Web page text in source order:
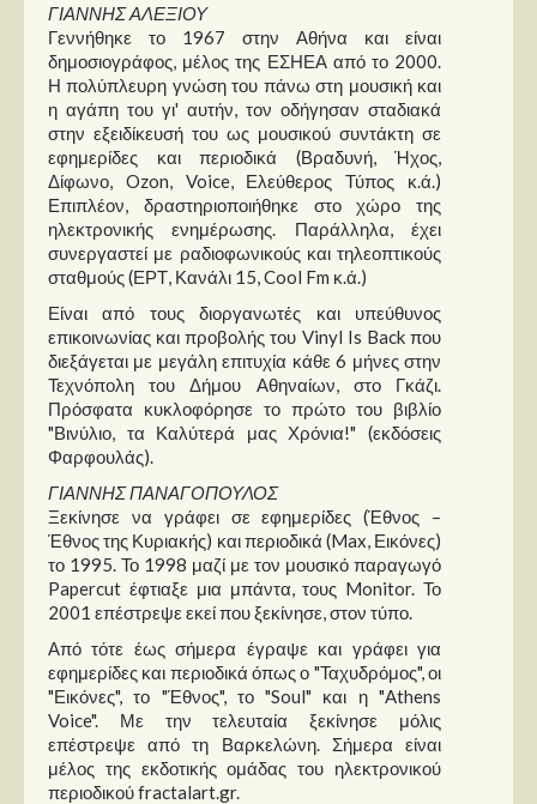
ΓΙΑΝΝΗΣ ΑΛΕΞΙΟΥ
Γεννήθηκε το 1967 στην Αθήνα και είναι
δημοσιογράφος, μέλος της ΕΣΗΕΑ από το 2000.
Η πολύπλευρη γνώση του πάνω στη μουσική και
η αγάπη του γι' αυτήν, τον οδήγησαν σταδιακά
στην εξειδίκευσή του ως μουσικού συντάκτη σε
εφημερίδες και περιοδικά (Βραδυνή, Ήχος,
Δίφωνο, Ozon, Voice, Ελεύθερος Τύπος κ.ά.)
Επιπλέον, δραστηριοποιήθηκε στο χώρο της
ηλεκτρονικής ενημέρωσης. Παράλληλα, έχει
συνεργαστεί με ραδιοφωνικούς και τηλεοπτικούς
σταθμούς (ΕΡΤ, Κανάλι 15, Cool Fm κ.ά.)
Είναι από τους διοργανωτές και υπεύθυνος
επικοινωνίας και προβολής του Vinyl Is Back που
διεξάγεται με μεγάλη επιτυχία κάθε 6 μήνες στην
Τεχνόπολη του Δήμου Αθηναίων, στο Γκάζι.
Πρόσφατα κυκλοφόρησε το πρώτο του βιβλίο
"Βινύλιο, τα Καλύτερά μας Χρόνια!" (εκδόσεις
Φαρφουλάς).
ΓΙΑΝΝΗΣ ΠΑΝΑΓΟΠΟΥΛΟΣ
Ξεκίνησε να γράφει σε εφημερίδες (Έθνος –
Έθνος της Κυριακής) και περιοδικά (Max, Εικόνες)
το 1995. Το 1998 μαζί με τον μουσικό παραγωγό
Papercut έφτιαξε μια μπάντα, τους Monitor. Το
2001 επέστρεψε εκεί που ξεκίνησε, στον τύπο.
Από τότε έως σήμερα έγραψε και γράφει για
εφημερίδες και περιοδικά όπως ο "Ταχυδρόμος", οι
"Εικόνες", το "Έθνος", το "Soul" και η "Athens
Voice". Με την τελευταία ξεκίνησε μόλις
επέστρεψε από τη Βαρκελώνη. Σήμερα είναι
μέλος της εκδοτικής ομάδας του ηλεκτρονικού
περιοδικού fractalart.gr.